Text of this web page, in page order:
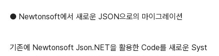
● Newtonsoft에서 새로운 JSON으로의 마이그레이션
기존에 Newtonsoft Json.NET을 활용한 Code를 새로운 Syst